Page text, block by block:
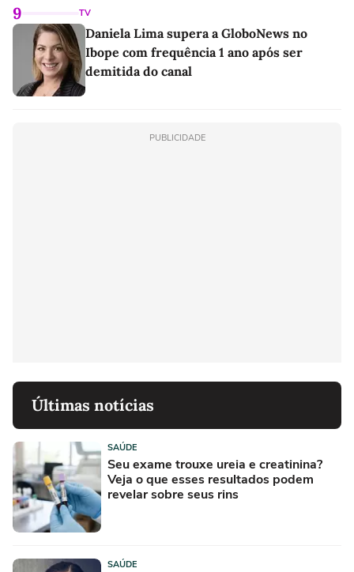
9 TV
Daniela Lima supera a GloboNews no
Ibope com frequência 1 ano após ser
demitida do canal
PUBLICIDADE
Últimas notícias
SAÚDE
Seu exame trouxe ureia e creatinina?
Veja o que esses resultados podem
revelar sobre seus rins
SAÚDE